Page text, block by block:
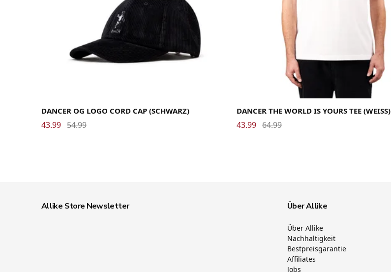
DANCER OG LOGO CORD CAP (SCHWARZ)
43.99 54.99
X-Large XX-Large
DANCER THE WORLD IS YOURS TEE (WEISS)
43.99 64.99
Allike Store Newsletter Über Allike
Über Allike
Nachhaltigkeit
Bestpreisgarantie
Affiliates
Jobs